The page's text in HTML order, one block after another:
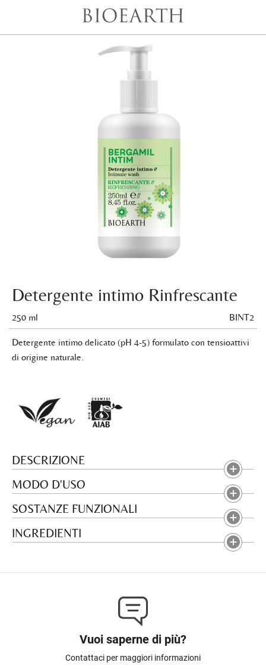
Detergente intimo Rinfrescante
250 ml BINT2
Detergente intimo delicato (pH 4-5) formulato con tensioattivi
di origine naturale.
DESCRIZIONE
MODO D'USO
SOSTANZE FUNZIONALI
INGREDIENTI
Vuoi saperne di più?
Contattaci per maggiori informazioni